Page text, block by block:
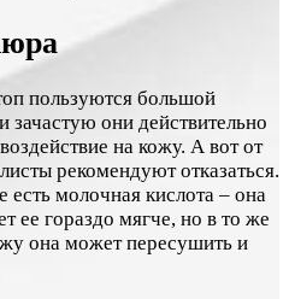
пользуются большой
они действительно
на кожу. А вот от
рекомендуют отказаться.
есть молочная кислота – она
ее гораздо мягче, но в то же
она может пересушить и